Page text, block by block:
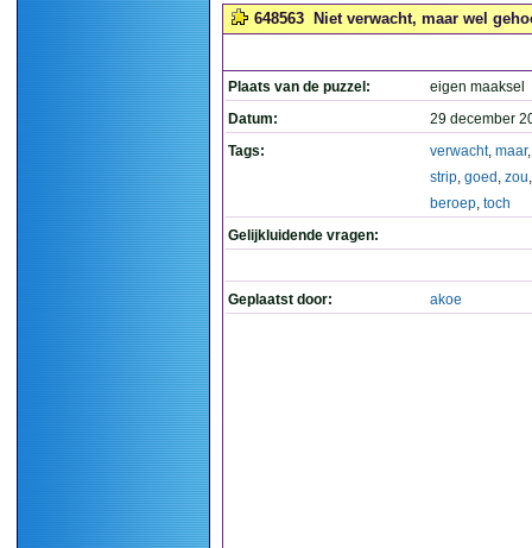
648563 Niet verwacht, maar wel
Plaats van de puzzel:
eigen maaksel
Datum:
29 december
Tags:
verwacht, maar
strip, goed , zou
beroep, toch
Gelijkluidende vragen:
Geplaatst door: akoe